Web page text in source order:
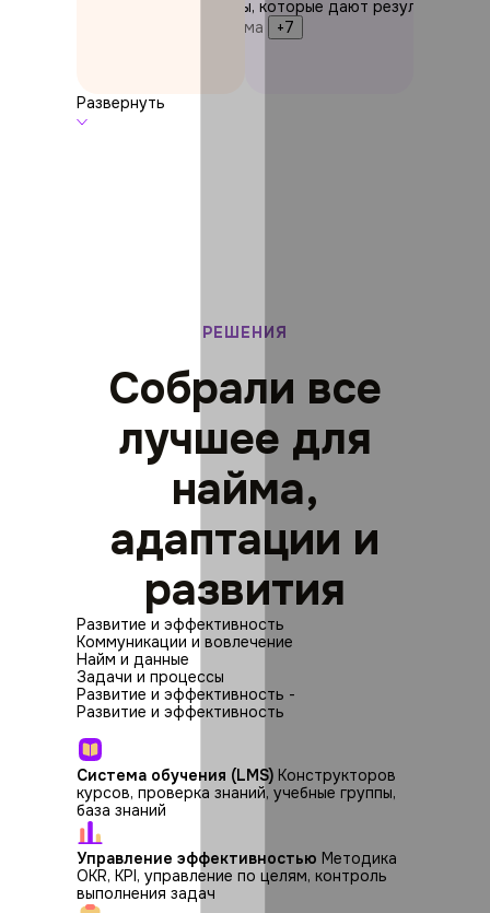
Инструменты, которые дают результат
Воронка найма
+7
Развернуть
РЕШЕНИЯ
Собрали все
лучшее для
найма,
адаптации и
развития
Развитие и эффективность
Коммуникации и вовлечение
Найм и данные
Задачи и процессы
Развитие и эффективность -
Развитие и эффективность
Система обучения (LMS) Конструкторов
курсов, проверка знаний, учебные группы,
база знаний
Управление эффективностью Методика
OKR, KPI, управление по целям, контроль
выполнения задач